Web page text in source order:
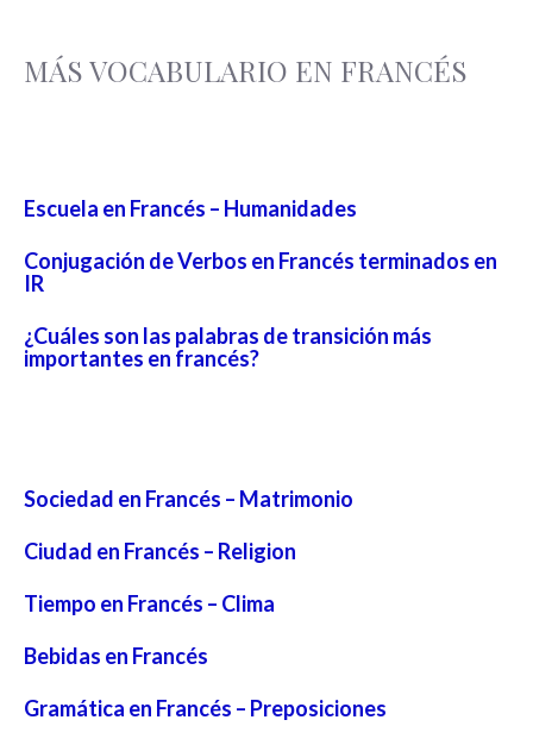
MÁS VOCABULARIO EN FRANCÉS
Escuela en Francés – Humanidades
Conjugación de Verbos en Francés terminados en
IR
¿Cuáles son las palabras de transición más
importantes en francés?
Sociedad en Francés – Matrimonio
Ciudad en Francés – Religion
Tiempo en Francés – Clima
Bebidas en Francés
Gramática en Francés – Preposiciones